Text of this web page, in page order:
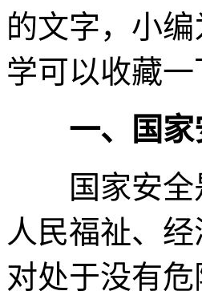
的文字，小
学可以收藏一
一、国家
国家安全是
人民福祉、
对处于没有